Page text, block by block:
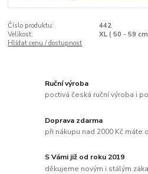
Číslo produktu:
442
Velikost:
XL ( 50 - 59
Hlídat cenu / dostupnost
Ruční výroba
poctivá česká ruční výroba i
Doprava zdarma
při nákupu nad 2000 Kč máte
S Vámi již od roku 2019
děkujeme novým i stálým